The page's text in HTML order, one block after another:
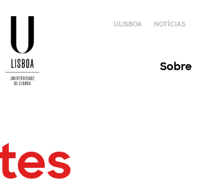
ULISBOA NOTÍCIAS
Sobre